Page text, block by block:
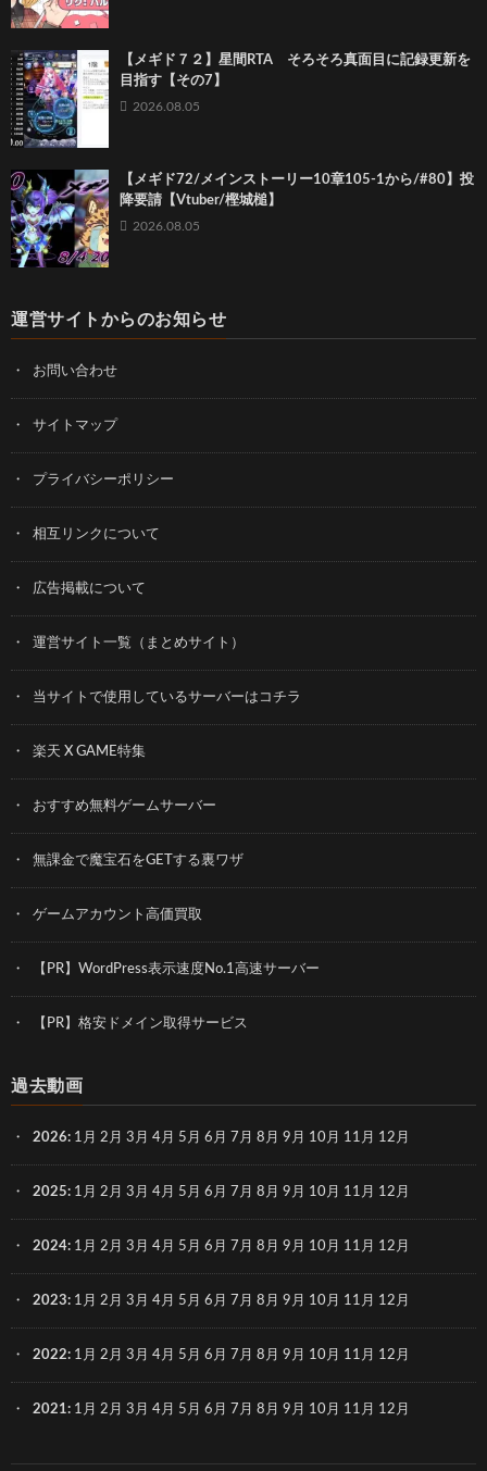
【メギド７２】星間RTA そろそろ真面目に記録更新を
目指す【その7】
2026.08.05
【メギド72/メインストーリー10章105-1から/#80】投
降要請【Vtuber/樫城槌】
2026.08.05
運営サイトからのお知らせ
お問い合わせ
サイトマップ
プライバシーポリシー
相互リンクについて
広告掲載について
運営サイト一覧（まとめサイト）
当サイトで使用しているサーバーはコチラ
楽天 X GAME特集
おすすめ無料ゲームサーバー
無課金で魔宝石をGETする裏ワザ
ゲームアカウント高価買取
【PR】WordPress表示速度No.1高速サーバー
【PR】格安ドメイン取得サービス
過去動画
2026: 1月 2月 3月 4月 5月 6月 7月 8月 9月 10月 11月 12月
2025: 1月 2月 3月 4月 5月 6月 7月 8月 9月 10月 11月 12月
2024: 1月 2月 3月 4月 5月 6月 7月 8月 9月 10月 11月 12月
2023: 1月 2月 3月 4月 5月 6月 7月 8月 9月 10月 11月 12月
2022: 1月 2月 3月 4月 5月 6月 7月 8月 9月 10月 11月 12月
2021: 1月 2月 3月 4月 5月 6月 7月 8月 9月 10月 11月 12月